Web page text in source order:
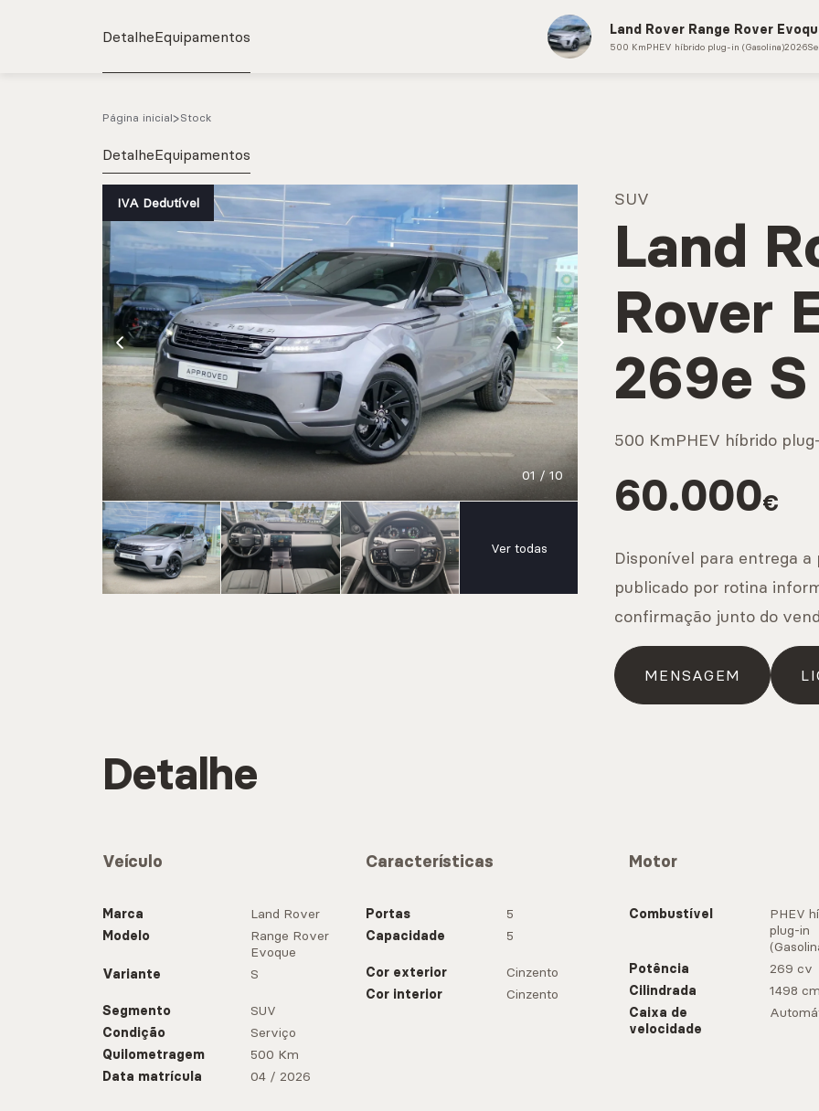
CONTACTOS MARCAÇÃO
DetalheEquipamentos Land Rover Range Rover
500 KmPHEV híbrido plug-in (Gasolina)2026
Página inicial Stock
DetalheEquipamentos
01 / 10
IVA Dedutível
Ver todas
SUV
Land
Rover
269e S
500 KmPHEV híbrido
60.000€
MENSAGEM
Disponível para entrega
publicado por rotina
confirmação junto do
Detalhe
Veículo
Marca
Land Rover
Modelo
Range Rover
Evoque
Variante
S
Segmento
SUV
Condição
Serviço
Quilometragem
500 Km
Data matrícula
04 / 2026
Características
Portas
5
Capacidade
5
Cor exterior
Cinzento
Cor interior
Cinzento
Motor
Combustível
PHEV
plug-in
Potência
269 cv
Cilindrada
1498
Caixa de
velocidade
e.g. Mercedes-Benz; BMW; Ford
Stock
CARREGAR MAIS
Marcas